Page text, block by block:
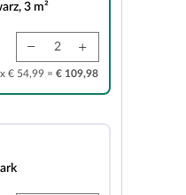
3 m²
€ 54,99 = € 109,98